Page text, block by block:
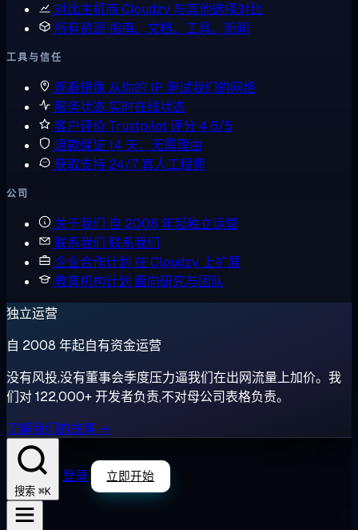
对比主机商 Cloudzy 与其他选择对比
所有资源指南、文档、工具、新闻
工具与信任
观看镜像 从你的 IP 测试我们的网络
服务状态 实时在线状态
客户评价 Trustpilot 评分 4.6/5
退款保证 14 天，无需理由
获取支持 24/7 真人工程师
公司
关于我们 自 2008 年起独立运营
联系我们 联系我们
企业合作计划 在 Cloudzy 上扩展
教育机构计划 面向研究与团队
独立运营
自 2008 年起自有资金运营
没有风投,没有董事会季度压力逼我们在出网流量上加价。我
们对 122,000+ 开发者负责,不对母公司表格负责。
了解我们的故事 →
搜索 ⌘K
登录 立即开始